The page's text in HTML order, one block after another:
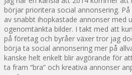
börjar prioritera social annonsering.
av snabbt ihopkastade annonser med
ogenomtänkta bilder. I takt med att
på företag och byråer växer tror jag
börja ta social annonsering mer på
kanske helt enkelt blir avgörande för
ta fram “bra” och kreativa annonser